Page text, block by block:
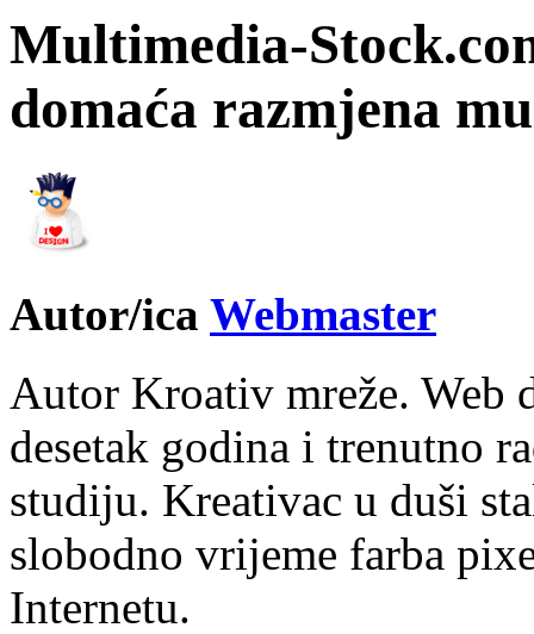
Multimedia-
domaća razmjena
Autor/ica Webmaster
Autor Kroativ mreže. Web
desetak godina i trenutno
studiju. Kreativac u duši
slobodno vrijeme farba
Internetu.